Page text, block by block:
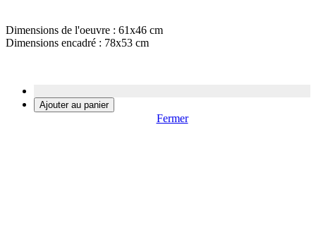
Dimensions de l'oeuvre : 61x46 cm
Dimensions encadré : 78x53 cm
Fermer